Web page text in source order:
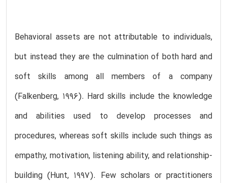
Behavioral assets are not attributable to individuals,
but instead they are the culmination of both hard and
soft skills among all members of a company
(Falkenberg, 1996). Hard skills include the knowledge
and abilities used to develop processes and
procedures, whereas soft skills include such things as
empathy, motivation, listening ability, and relationship-
building (Hunt, 1997). Few scholars or practitioners